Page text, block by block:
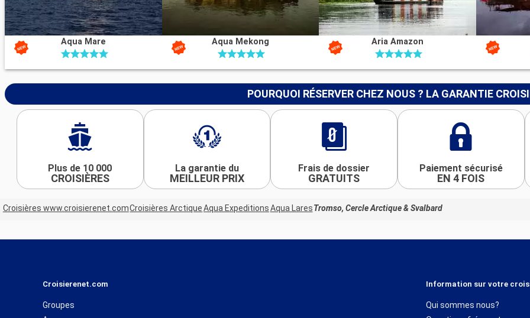
Aqua Mare Aqua Mekong Aria Amazon
POURQUOI RÉSERVER CHEZ NOUS ? LA GARANTIE
Plus de 10 000
CROISIÈRES
La garantie du
MEILLEUR PRIX
Frais de dossier
GRATUITS
Paiement sécurisé
EN 4 FOIS
Croisières www.croisierenet.comCroisières ArctiqueAqua ExpeditionsAqua LaresTromso, Cercle Arctique & Svalbard
Croisierenet.com
Groupes
Information sur votre
Qui sommes nous?